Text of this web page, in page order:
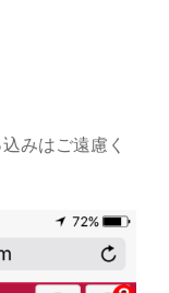
みはご遠慮く